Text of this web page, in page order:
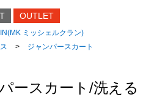
OUTLET
ミッシェルクラン)
>
ジャンパースカート
ースカート/洗える